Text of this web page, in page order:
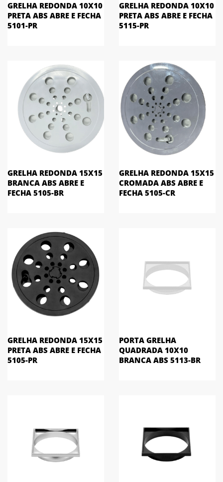
GRELHA REDONDA 10X10
PRETA ABS ABRE E FECHA
5101-PR
GRELHA REDONDA 10X10
PRETA ABS ABRE E FECHA
5115-PR
GRELHA REDONDA 15X15
BRANCA ABS ABRE E
FECHA 5105-BR
GRELHA REDONDA 15X15
CROMADA ABS ABRE E
FECHA 5105-CR
GRELHA REDONDA 15X15
PRETA ABS ABRE E FECHA
5105-PR
PORTA GRELHA
QUADRADA 10X10
BRANCA ABS 5113-BR